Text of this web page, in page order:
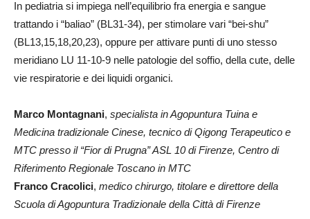
In pediatria si impiega nell’equilibrio fra energia e sangue
trattando i “baliao” (BL31-34), per stimolare vari “bei-shu”
(BL13,15,18,20,23), oppure per attivare punti di uno stesso
meridiano LU 11-10-9 nelle patologie del soffio, della cute, delle
vie respiratorie e dei liquidi organici.
Marco Montagnani, specialista in Agopuntura Tuina e
Medicina tradizionale Cinese, tecnico di Qigong Terapeutico e
MTC presso il “Fior di Prugna” ASL 10 di Firenze, Centro di
Riferimento Regionale Toscano in MTC
Franco Cracolici, medico chirurgo, titolare e direttore della
Scuola di Agopuntura Tradizionale della Città di Firenze